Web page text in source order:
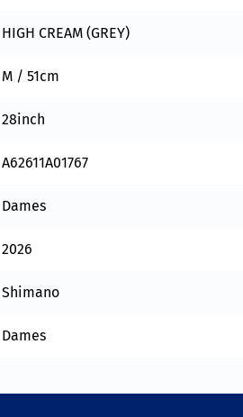
HIGH CREAM (GREY)
M / 51cm
28inch
A62611A01767
Dames
2026
Shimano
Dames